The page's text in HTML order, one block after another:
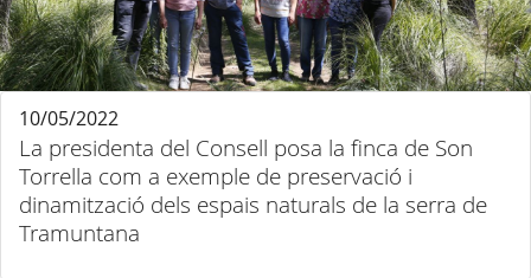
La presidenta del Consell posa la finca de Son
Torrella com a exemple de preservació i
dinamització dels espais naturals de la serra de
Tramuntana
10/05/2022